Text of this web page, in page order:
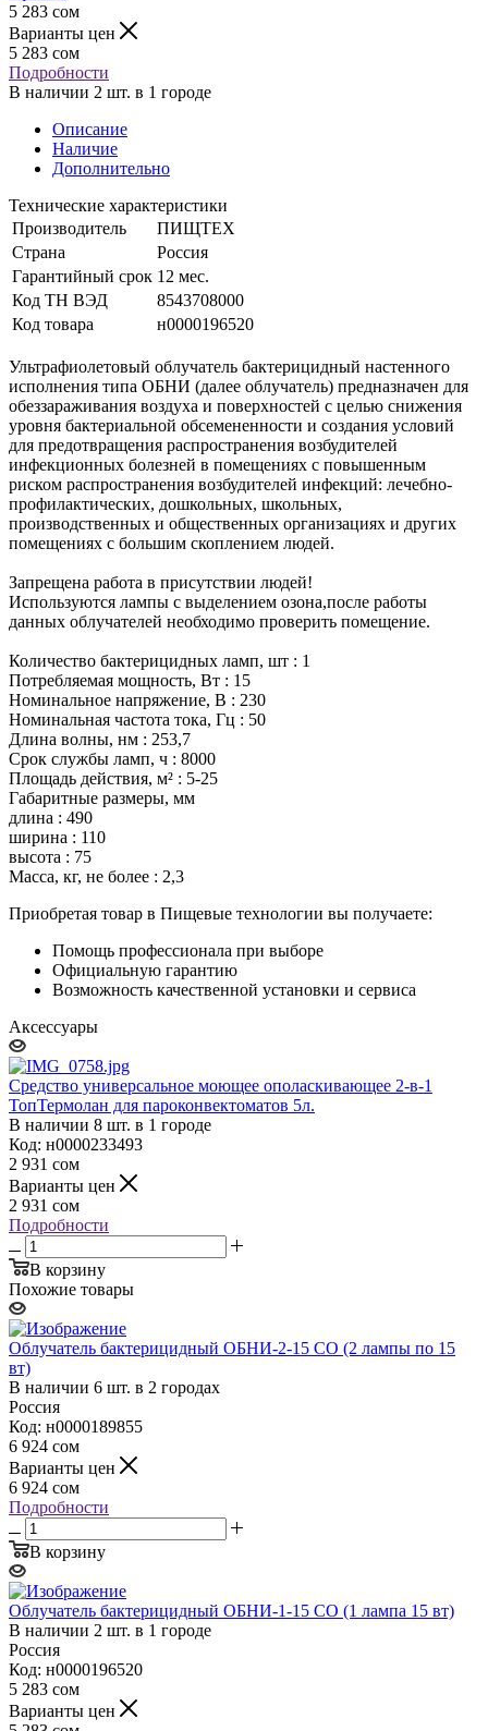
5 283 сом
Варианты цен
5 283 сом
Подробности
В наличии 2 шт. в 1 городе
Описание
Наличие
Дополнительно
Технические характеристики
Производитель
ПИЩТЕХ
Страна
Россия
Гарантийный срок 12 мес.
Код ТН ВЭД
8543708000
Код товара
н0000196520
Ультрафиолетовый облучатель бактерицидный настенного
исполнения типа ОБНИ (далее облучатель) предназначен для
обеззараживания воздуха и поверхностей с целью снижения
уровня бактериальной обсемененности и создания условий
для предотвращения распространения возбудителей
инфекционных болезней в помещениях с повышенным
риском распространения возбудителей инфекций: лечебно-
профилактических, дошкольных, школьных,
производственных и общественных организациях и других
помещениях с большим скоплением людей.
Запрещена работа в присутствии людей!
Используются лампы с выделением озона,после работы
данных облучателей необходимо проверить помещение.
Количество бактерицидных ламп, шт : 1
Потребляемая мощность, Вт : 15
Номинальное напряжение, В : 230
Номинальная частота тока, Гц : 50
Длина волны, нм : 253,7
Срок службы ламп, ч : 8000
Площадь действия, м² : 5-25
Габаритные размеры, мм
длина : 490
ширина : 110
высота : 75
Масса, кг, не более : 2,3
Приобретая товар в Пищевые технологии вы получаете:
Помощь профессионала при выборе
Официальную гарантию
Возможность качественной установки и сервиса
Аксессуары
Средство универсальное моющее ополаскивающее 2-в-1
ТопТермолан для пароконвектоматов 5л.
В наличии 8 шт. в 1 городе
Код: н0000233493
2 931 сом
Варианты цен
2 931 сом
Подробности
В корзину
Похожие товары
Облучатель бактерицидный ОБНИ-2-15 СО (2 лампы по 15
вт)
В наличии 6 шт. в 2 городах
Россия
Код: н0000189855
6 924 сом
Варианты цен
6 924 сом
Подробности
В корзину
Облучатель бактерицидный ОБНИ-1-15 СО (1 лампа 15 вт)
В наличии 2 шт. в 1 городе
Россия
Код: н0000196520
5 283 сом
Варианты цен